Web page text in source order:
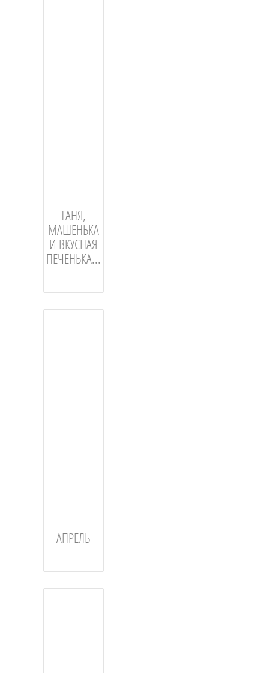
ТАНЯ,
МАШЕНЬКА
И ВКУСНАЯ
ПЕЧЕНЬКА...
АПРЕЛЬ